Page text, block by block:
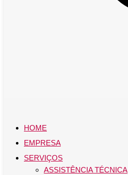
HOME
EMPRESA
SERVIÇOS
ASSISTÊNCIA TÉCNICA